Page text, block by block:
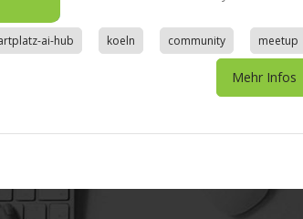
ai-hub koeln community meetup
Mehr Infos